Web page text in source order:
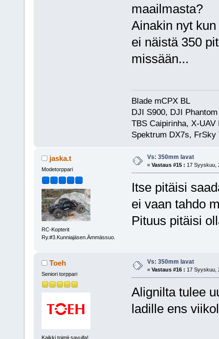
maailmasta?
Ainakin nyt
ei näistä 350
missään...
Blade mCPX BL
DJI S900, DJI
TBS Caipirinha, X-UAV
Spektrum DX7s, FrSky
jaska.t
Modetorppari
RC-Kopterit
Ry.#3.Kunniajäsen.Ämmässuo.
Vs: 350mm lavat
« Vastaus #15 : 17 Syyskuu,
Itse pitäisi
ei vaan tahdo
Pituus pitäisi
Toeh
Seniori torppari
Kaikki toimii savulla!
Vs: 350mm lavat
« Vastaus #16 : 17 Syyskuu,
Alignilta tulee
ladille ens